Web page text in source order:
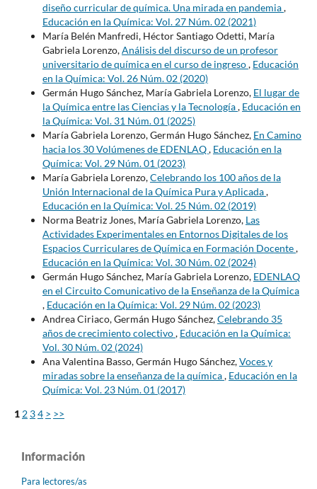
diseño curricular de química. Una mirada en pandemia,
Educación en la Química: Vol. 27 Núm. 02 (2021)
María Belén Manfredi, Héctor Santiago Odetti, María
Gabriela Lorenzo,Análisis del discurso de un profesor
universitario de química en el curso de ingreso, Educación
en la Química: Vol. 26 Núm. 02 (2020)
Germán Hugo Sánchez, María Gabriela Lorenzo, El lugar de
la Química entre las Ciencias y la Tecnología, Educación en
la Química: Vol. 31 Núm. 01 (2025)
María Gabriela Lorenzo, Germán Hugo Sánchez, En Camino
hacia los 30 Volúmenes de EDENLAQ, Educación en la
Química: Vol. 29 Núm. 01 (2023)
María Gabriela Lorenzo,Celebrando los 100 años de la
Unión Internacional de la Química Pura y Aplicada,
Educación en la Química: Vol. 25 Núm. 02 (2019)
Norma Beatriz Jones, María Gabriela Lorenzo, Las
Actividades Experimentales en Entornos Digitales de los
Espacios Curriculares de Química en Formación Docente,
Educación en la Química: Vol. 30 Núm. 02 (2024)
Germán Hugo Sánchez, María Gabriela Lorenzo, EDENLAQ
en el Circuito Comunicativo de la Enseñanza de la Química
, Educación en la Química: Vol. 29 Núm. 02 (2023)
Andrea Ciriaco, Germán Hugo Sánchez,Celebrando 35
años de crecimiento colectivo, Educación en la Química:
Vol. 30 Núm. 02 (2024)
Ana Valentina Basso, Germán Hugo Sánchez,Voces y
miradas sobre la enseñanza de la química, Educación en la
Química: Vol. 23 Núm. 01 (2017)
1 2 34 > >>
Información
Para lectores/as